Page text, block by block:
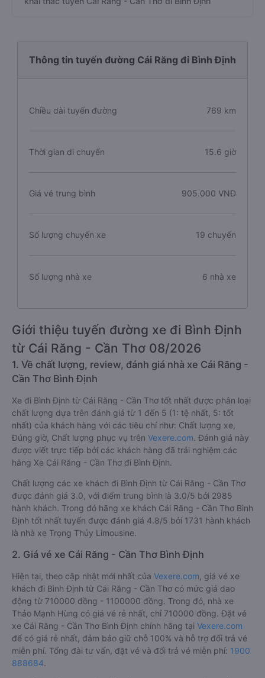
Thông tin tuyến đường Cái Răng đi Bình Định
Chiều dài tuyến đường 769 km
Thời gian di chuyển 15.6 giờ
Giá vé trung bình 905.000 VNĐ
Số lượng chuyến xe 19 chuyến
Số lượng nhà xe 6 nhà xe
Giới thiệu tuyến đường xe đi Bình Định
từ Cái Răng - Cần Thơ 08/2026
1. Về chất lượng, review, đánh giá nhà xe Cái Răng -
Cần Thơ Bình Định
Xe đi Bình Định từ Cái Răng - Cần Thơ tốt nhất được phân loại
chất lượng dựa trên đánh giá từ 1 đến 5 (1: tệ nhất, 5: tốt
nhất) của khách hàng với các tiêu chí như: Chất lượng xe,
Đúng giờ, Chất lượng phục vụ trên Vexere.com. Đánh giá này
được viết trực tiếp bởi các khách hàng đã trải nghiệm các
hãng Xe Cái Răng - Cần Thơ đi Bình Định.
Chất lượng các xe khách đi Bình Định từ Cái Răng - Cần Thơ
được đánh giá 3.0, với điểm trung bình là 3.0/5 bởi 2985
hành khách. Trong đó hãng xe khách Cái Răng - Cần Thơ Bình
Định tốt nhất tuyến được đánh giá 4.8/5 bởi 1731 hành khách
là nhà xe Trọng Thủy Limousine.
2. Giá vé xe Cái Răng - Cần Thơ Bình Định
Hiện tại, theo cập nhật mới nhất của Vexere.com , giá vé xe
khách đi Bình Định từ Cái Răng - Cần Thơ có mức giá dao
động từ 710000 đồng - 1100000 đồng. Trong đó, nhà xe
Thảo Mạnh Hùng có giá vé rẻ nhất, chỉ 710000 đồng. Đặt vé
xe Cái Răng - Cần Thơ Bình Định chính hãng tại Vexere.com
để có giá rẻ nhất, đảm bảo giữ chỗ 100% và hỗ trợ đổi trả vé
miễn phí. Tổng đài tư vấn, đặt vé và đổi trả vé miễn phí: 1900
888684.